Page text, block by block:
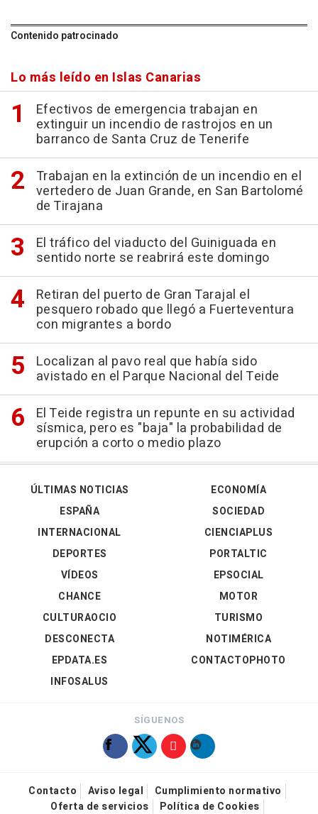
Contenido patrocinado
Lo más leído en Islas Canarias
Efectivos de emergencia trabajan en
extinguir un incendio de rastrojos en un
barranco de Santa Cruz de Tenerife
Trabajan en la extinción de un incendio en el
vertedero de Juan Grande, en San Bartolomé
de Tirajana
El tráfico del viaducto del Guiniguada en
sentido norte se reabrirá este domingo
Retiran del puerto de Gran Tarajal el
pesquero robado que llegó a Fuerteventura
con migrantes a bordo
Localizan al pavo real que había sido
avistado en el Parque Nacional del Teide
El Teide registra un repunte en su actividad
sísmica, pero es "baja" la probabilidad de
erupción a corto o medio plazo
ÚLTIMAS NOTICIAS
ESPAÑA
INTERNACIONAL
DEPORTES
VÍDEOS
ECONOMÍA
SOCIEDAD
CIENCIAPLUS
PORTALTIC
EPSOCIAL
CHANCE
CULTURAOCIO
DESCONECTA
EPDATA.ES
INFOSALUS
MOTOR
TURISMO
NOTIMÉRICA
CONTACTOPHOTO
SÍGUENOS
Contacto Aviso legal
Cumplimiento normativo
Oferta de servicios
Política de Cookies